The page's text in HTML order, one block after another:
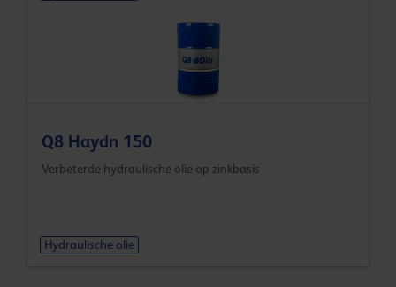
Q8 Haydn 150
Verbeterde hydraulische olie op zinkbasis
Hydraulische olie